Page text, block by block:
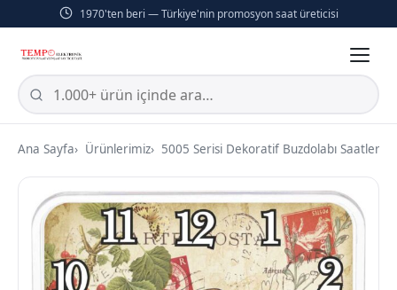
1970'ten beri — Türkiye'nin promosyon saat üreticisi
Ana Sayfa Ürünlerimiz 5005 Serisi Dekoratif Buzdolabı Saatleri